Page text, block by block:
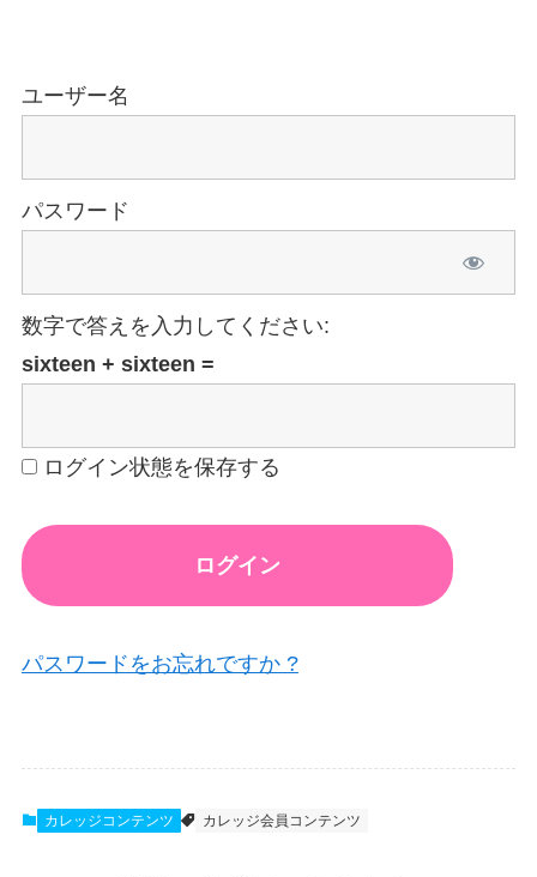
ユーザー名
パスワード
数字で答えを入力してください:
sixteen + sixteen =
ログイン状態を保存する
パスワードをお忘れですか ?
カレッジコンテンツ カレッジ会員コンテンツ